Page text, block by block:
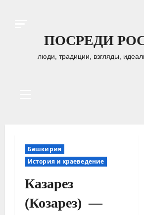
ПОСРЕДИ
люди, традиции, взгляды,
Башкирия
История и краеведение
Казарез
(Козарез) —